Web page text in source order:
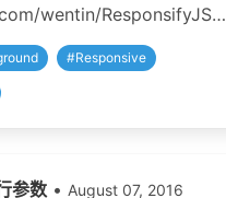
wentin/ResponsifyJS…
#Responsive
参数 • August 07, 2016